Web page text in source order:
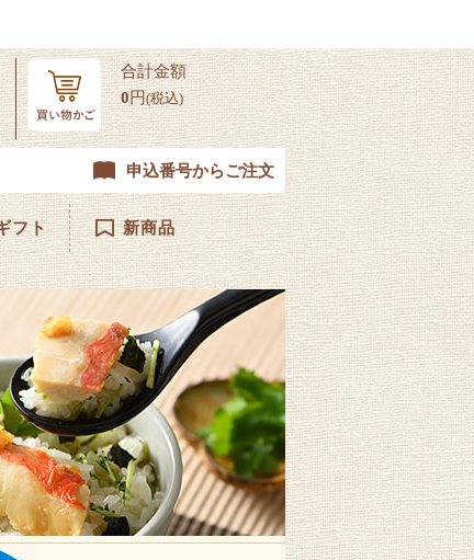
合計金額
0円(税込)
申込番号からご注文
フト 新商品